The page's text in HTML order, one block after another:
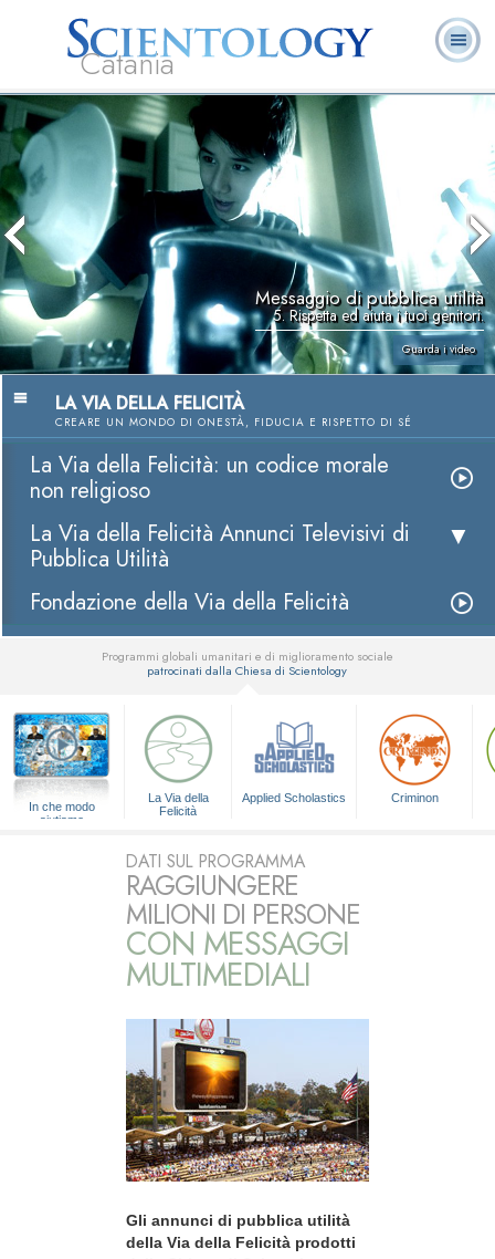
Catania
L. Ron Hubbard:
Fondatore
Che cos’è
Scientology?
Ministri
Volontari
Domande
Messaggio di pubblica utilità
5. Rispetta ed aiuta i tuoi genitori.
Guarda i video
LA VIA DELLA FELICITÀ
CREARE UN MONDO DI ONESTÀ, FIDUCIA E RISPETTO DI SÉ
La Via della Felicità: un codice morale
non religioso
La Via della Felicità Annunci Televisivi di
Pubblica Utilità
Fondazione della Via della Felicità
Programmi globali umanitari e di miglioramento sociale
patrocinati dalla Chiesa di Scientology
In che modo
aiutiamo
La Via della
Felicità
Applied Scholastics Criminon
DATI SUL PROGRAMMA
RAGGIUNGERE
MILIONI DI PERSONE
CON MESSAGGI
MULTIMEDIALI
Gli annunci di pubblica utilità
della Via della Felicità prodotti